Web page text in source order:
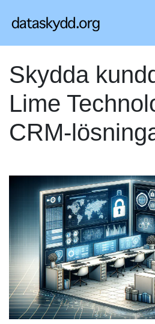
Skydda
Lime
CRM-